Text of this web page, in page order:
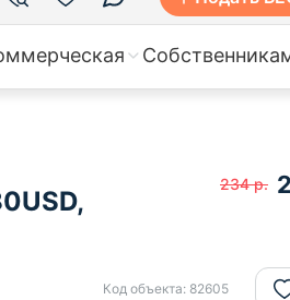
234 р.
Код объекта: 82605